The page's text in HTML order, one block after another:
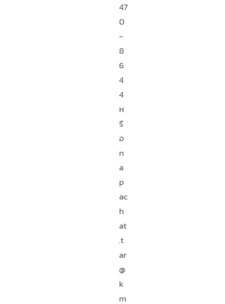
47
0
-
8
6
4
4
ห
รื
อ
n
a
p
ac
h
at
.t
ar
@
k
m